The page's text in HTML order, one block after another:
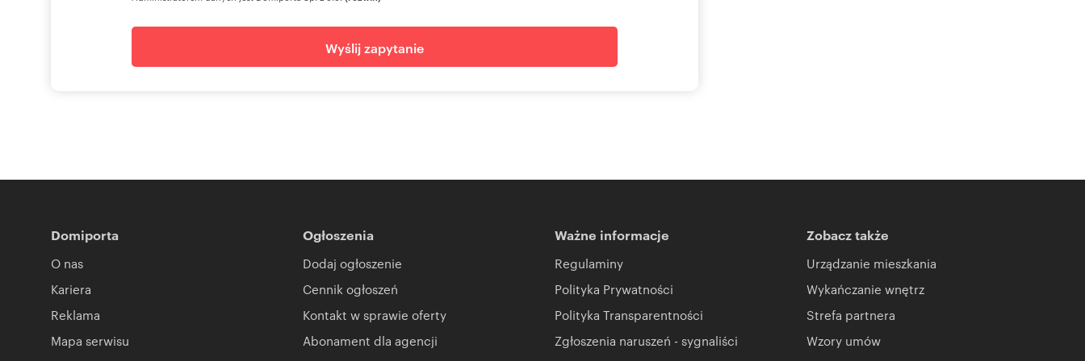
Sprawdź nasze usługi.
Niniejsza oferta handlowa nie stanowi oferty w rozumieniu przepisów Kodeksy Cywilnego oraz innych właściwych
Wyślij zapytanie
Domiporta
O nas
Kariera
Reklama
Mapa serwisu
Ogłoszenia
Dodaj ogłoszenie
Cennik ogłoszeń
Kontakt w sprawie oferty
Abonament dla agencji
Ważne informacje
Regulaminy
Polityka Prywatności
Polityka Transparentności
Zgłoszenia naruszeń - sygnaliści
Zobacz także
Urządzanie mieszkania
Wykańczanie wnętrz
Strefa partnera
Wzory umów